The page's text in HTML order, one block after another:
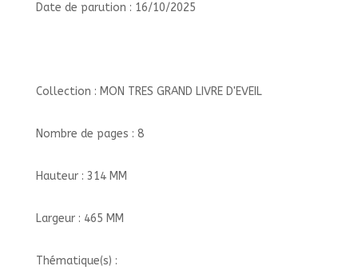
Date de parution : 16/10/2025
Collection : MON TRES GRAND LIVRE D'EVEIL
Nombre de pages : 8
Hauteur : 314 MM
Largeur : 465 MM
Thématique(s) :